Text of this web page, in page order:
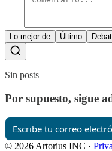
Lo mejor de Último
Sin posts
Por supuesto, sigue
© 2026 Artorius INC ·